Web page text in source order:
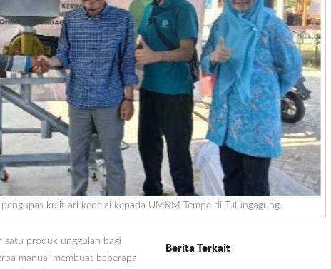
kulit ari kedelai kepada UMKM Tempe di Tulungagung.
Berita Terkait
satu produk unggulan bagi
manual membuat beberapa